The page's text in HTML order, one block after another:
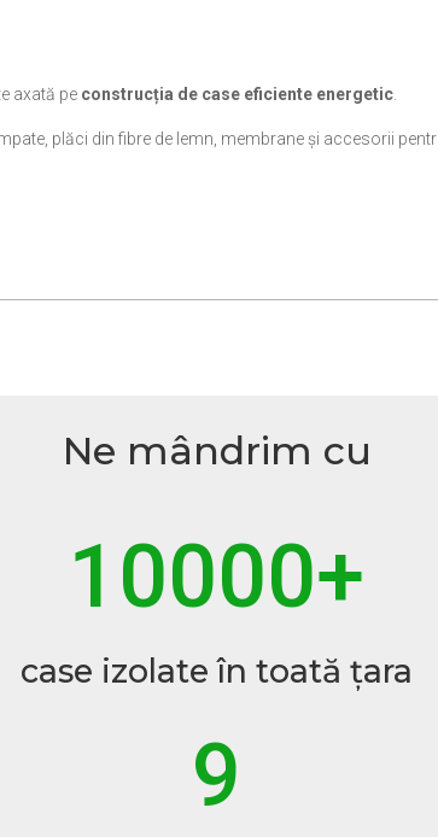
axată pe construcția de case eficiente energetic
plăci din fibre de lemn, membrane și accesorii
Ne mândrim cu
10000+
case izolate în toată țara
9